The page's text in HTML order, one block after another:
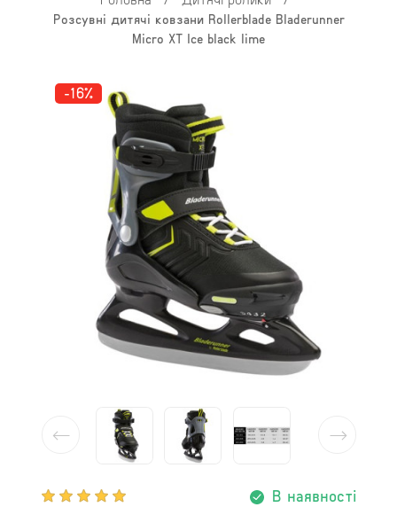
Розсувні дитячі ковзани Rollerblade Bladerunner
Micro XT Ice black lime
-16%
В наявності